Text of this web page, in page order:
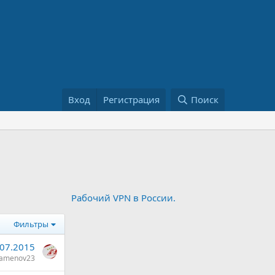
Вход Регистрация Поиск
Фильтры
Рабочий VPN в России.